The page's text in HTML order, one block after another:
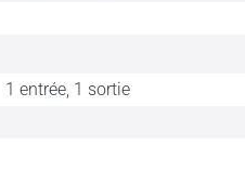
1 entrée, 1 sortie